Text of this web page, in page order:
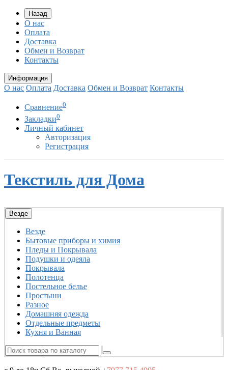
Назад
О нас
Оплата
Доставка
Обмен и Возврат
Контакты
Информация
О нас Оплата Доставка Обмен и Возврат Контакты
Сравнение0
Закладки0
Личный кабинет
Авторизация
Регистрация
Текстиль для Дома
Везде
Везде
Бытовые приборы и химия
Пледы и Покрывала
Подушки и одеяла
Покрывала
Полотенца
Постельное белье
Простыни
Разное
Домашняя одежда
Отдельные предметы
Кухня и Ванная